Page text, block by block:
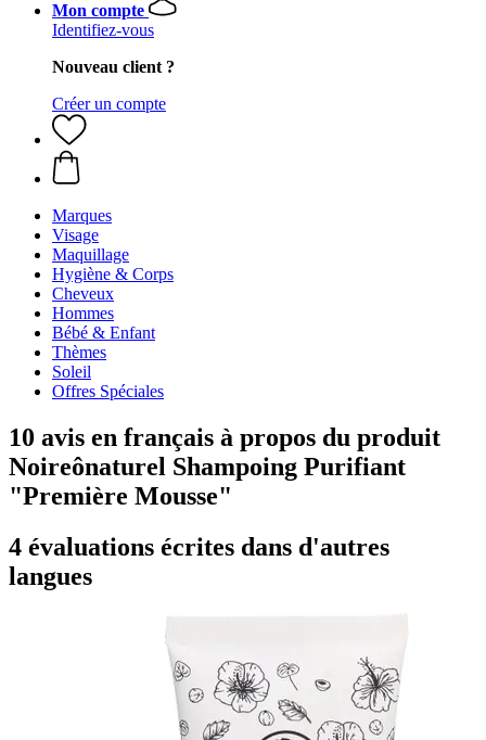
Mon compte
Identifiez-vous
Nouveau client ?
Créer un compte
Marques
Visage
Maquillage
Hygiène & Corps
Cheveux
Hommes
Bébé & Enfant
Thèmes
Soleil
Offres Spéciales
10 avis en français à propos du produit
Noireônaturel Shampoing Purifiant
"Première Mousse"
4 évaluations écrites dans d'autres
langues